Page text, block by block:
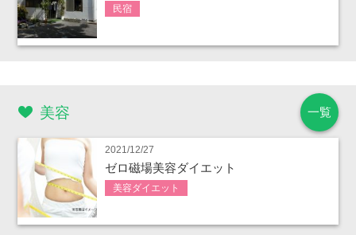
民宿
一覧
美容
2021/12/27
ゼロ磁場美容ダイエット
美容ダイエット